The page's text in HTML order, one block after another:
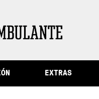
Perú
EXTRAS